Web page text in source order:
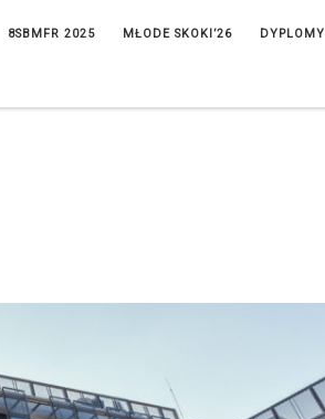
8SBMFR 2025 MŁODE SKOKI’26 DYPLOMY